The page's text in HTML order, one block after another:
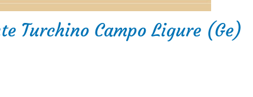
Turchino Campo Ligure (Ge)